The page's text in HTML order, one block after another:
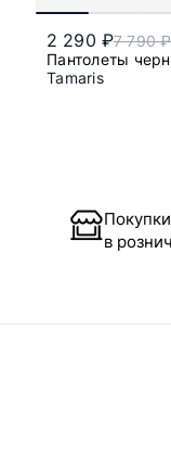
2 290 ₽7 790 ₽
Пантолеты
Tamaris
в